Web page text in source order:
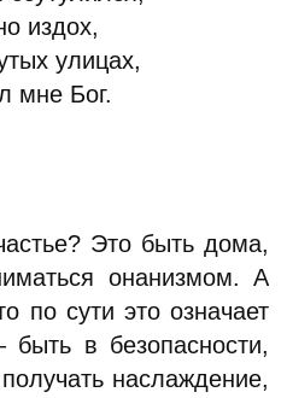
издох,
улицах,
мне Бог.
Это быть дома,
онанизмом. А
по сути это означает
в безопасности,
наслаждение,